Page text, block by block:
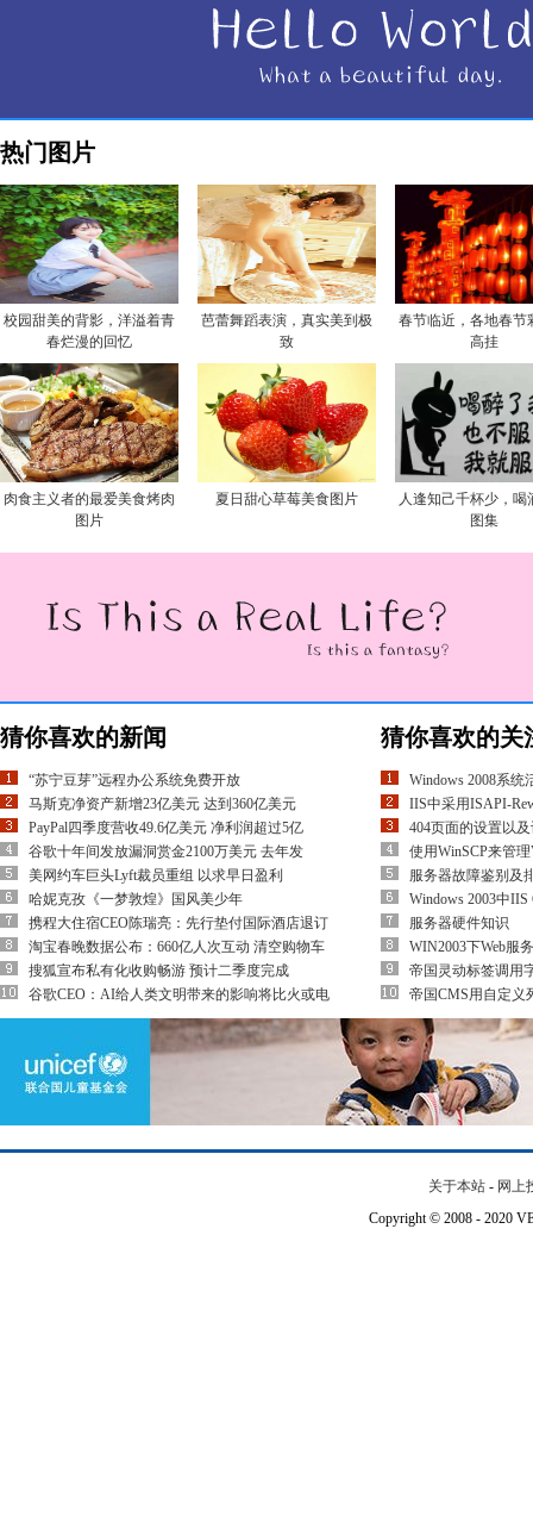
热门图片
校园甜美的背影，洋溢着青
春烂漫的回忆
芭蕾舞蹈表演，真实美到极
致
春节临近，各地春节
高挂
肉食主义者的最爱美食烤肉
图片
夏日甜心草莓美食图片
人逢知己千杯少，喝
图集
猜你喜欢的新闻
“苏宁豆芽”远程办公系统免费开放
马斯克净资产新增23亿美元 达到360亿美元
PayPal四季度营收49.6亿美元 净利润超过5亿
谷歌十年间发放漏洞赏金2100万美元 去年发
美网约车巨头Lyft裁员重组 以求早日盈利
哈妮克孜《一梦敦煌》国风美少年
携程大住宿CEO陈瑞亮：先行垫付国际酒店退订
淘宝春晚数据公布：660亿人次互动 清空购物车
搜狐宣布私有化收购畅游 预计二季度完成
谷歌CEO：AI给人类文明带来的影响将比火或电
猜你喜欢的关
Windows 2008系
IIS中采用ISAPI-
404页面的设置以
使用WinSCP来管
服务器故障鉴别及
Windows 2003中
服务器硬件知识
WIN2003下Web服
帝国灵动标签调用
帝国CMS用自定义
关于本站 - 网上
Copyright © 2008 - 2020